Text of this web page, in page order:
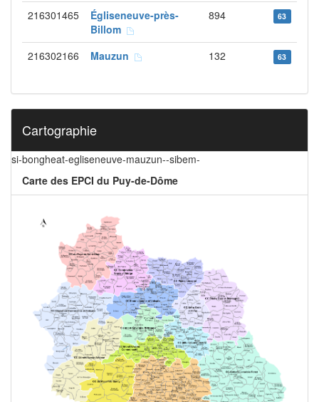
216301465
Égliseneuve-près-
Billom
894 63
216302166 Mauzun 132 63
Cartographie
si-bongheat-egliseneuve-mauzun--sibem-
Carte des EPCI du Puy-de-Dôme